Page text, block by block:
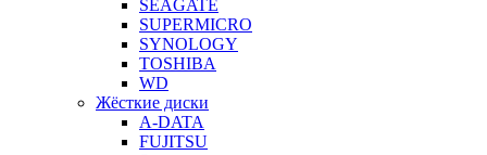
SEAGATE
SUPERMICRO
SYNOLOGY
TOSHIBA
WD
Жёсткие диски
A-DATA
FUJITSU